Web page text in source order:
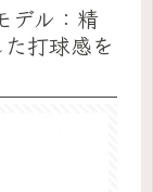
デル：精
打球感を